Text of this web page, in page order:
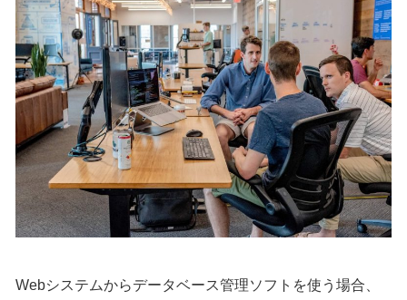
Webシステムからデータベース管理ソフトを使う場合、